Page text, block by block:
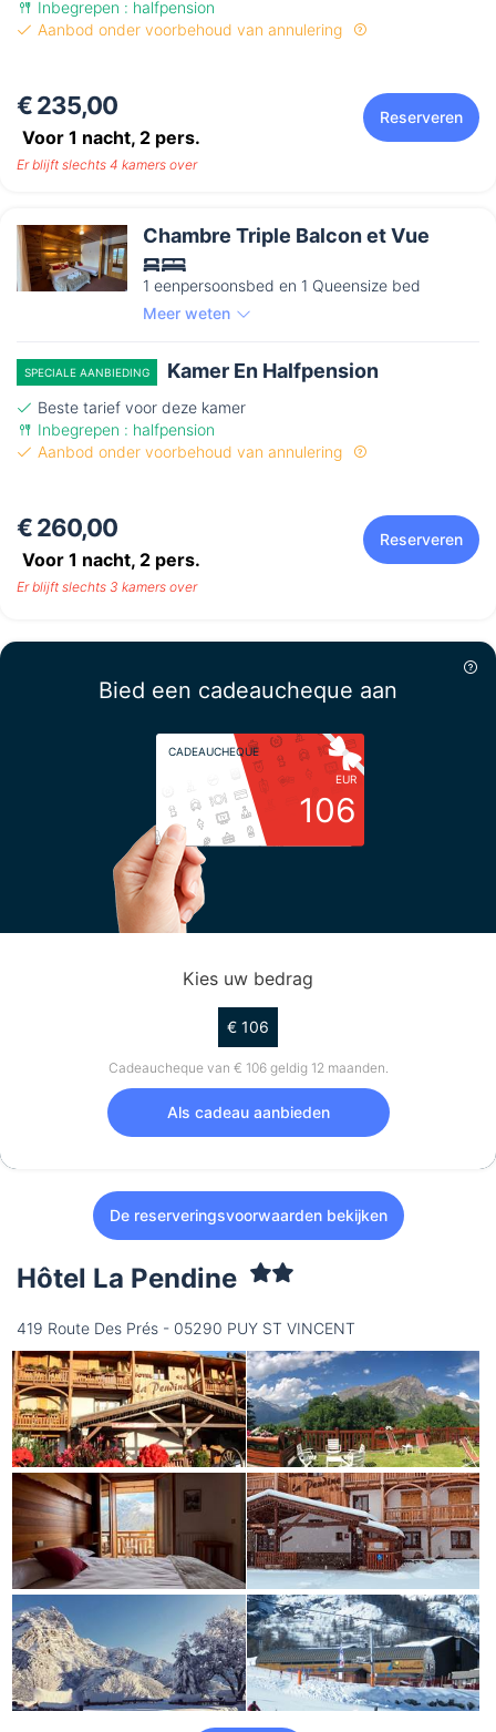
Inbegrepen : halfpension
Aanbod onder voorbehoud van annulering
€ 235,00
Voor 1 nacht, 2 pers.
Reserveren
Er blijft slechts 4 kamers over
Chambre Triple Balcon et Vue
1 eenpersoonsbed en 1 Queensize bed
Meer weten
SPECIALE AANBIEDING Kamer En Halfpension
Beste tarief voor deze kamer
Inbegrepen : halfpension
Aanbod onder voorbehoud van annulering
€ 260,00
Voor 1 nacht, 2 pers.
Reserveren
Er blijft slechts 3 kamers over
Bied een cadeaucheque aan
CADEAUCHEQUE
EUR
106
Kies uw bedrag
€ 106
Cadeaucheque van € 106 geldig 12 maanden.
Als cadeau aanbieden
De reserveringsvoorwaarden bekijken
Hôtel La Pendine
419 Route Des Prés - 05290 PUY ST VINCENT